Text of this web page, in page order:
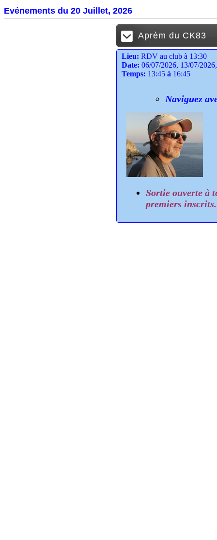
Evénements du 20 Juillet, 2026
Aprèm du CK83
Lieu: RDV au club à 13:30
Date: 06/07/2026, 13/07/
Temps: 13:45 à 16:45
Naviguez
Sortie ouverte à
premiers inscrits.